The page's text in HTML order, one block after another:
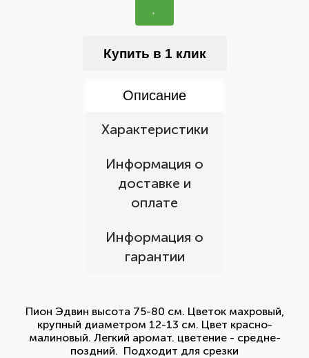
Купить в 1 клик
Описание
Характеристики
Информация о
доставке и
оплате
Информация о
гарантии
Пион Эдвин высота 75-80 см. Цветок махровый,
крупный диаметром 12-13 см. Цвет красно-
малиновый. Легкий аромат. цветение - средне-
поздний. Подходит для срезки